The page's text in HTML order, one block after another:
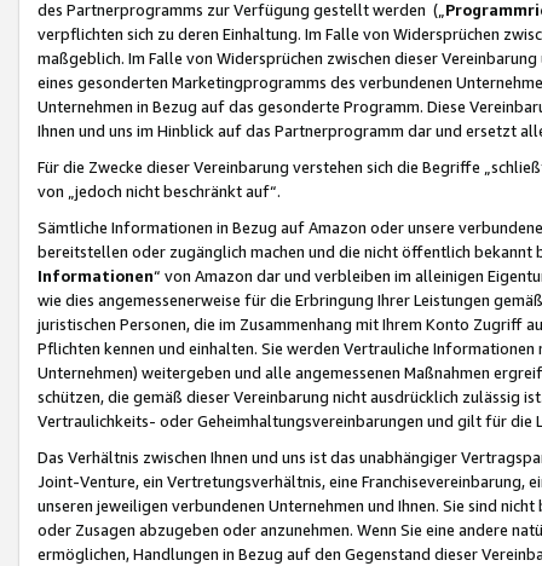
des Partnerprogramms zur Verfügung gestellt werden („
verpflichten sich zu deren Einhaltung. Im Falle von Widersprüchen
maßgeblich. Im Falle von Widersprüchen zwischen dieser
eines gesonderten Marketingprogramms des verbundenen
Unternehmen in Bezug auf das gesonderte Programm. Diese
Ihnen und uns im Hinblick auf das Partnerprogramm dar und ersetzt
Für die Zwecke dieser Vereinbarung verstehen sich die Begriffe
von „jedoch nicht beschränkt auf“.
Sämtliche Informationen in Bezug auf Amazon oder unsere
bereitstellen oder zugänglich machen und die nicht öffentlich
Informationen“ von Amazon dar und verbleiben im alleinigen
wie dies angemessenerweise für die Erbringung Ihrer Leistungen
juristischen Personen, die im Zusammenhang mit Ihrem Konto
Pflichten kennen und einhalten. Sie werden Vertrauliche
Unternehmen) weitergeben und alle angemessenen Maßnahmen
schützen, die gemäß dieser Vereinbarung nicht ausdrücklich zulässig
Vertraulichkeits- oder Geheimhaltungsvereinbarungen und gilt für die
Das Verhältnis zwischen Ihnen und uns ist das unabhängiger
Joint-Venture, ein Vertretungsverhältnis, eine Franchisevereinbarung,
unseren jeweiligen verbundenen Unternehmen und Ihnen. Sie sind
oder Zusagen abzugeben oder anzunehmen. Wenn Sie eine andere
ermöglichen, Handlungen in Bezug auf den Gegenstand dieser